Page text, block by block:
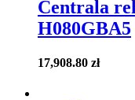
Centrala
H080GBA5
17,908.80 zł